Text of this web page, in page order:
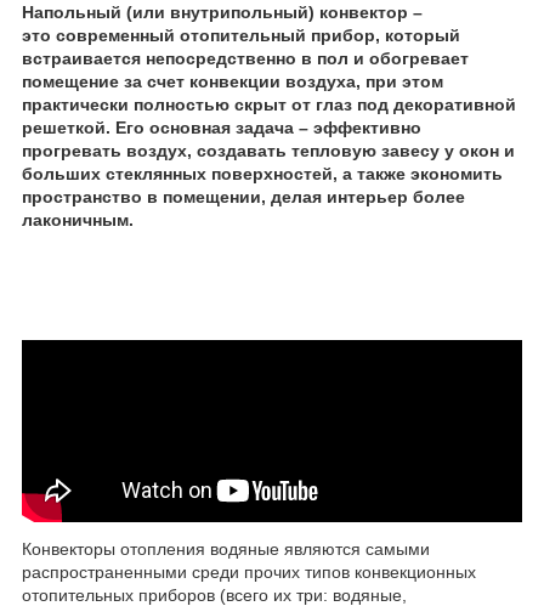
Напольный (или внутрипольный) конвектор –
это современный отопительный прибор, который
встраивается непосредственно в пол и обогревает
помещение за счет конвекции воздуха, при этом
практически полностью скрыт от глаз под декоративной
решеткой. Его основная задача – эффективно
прогревать воздух, создавать тепловую завесу у окон и
больших стеклянных поверхностей, а также экономить
пространство в помещении, делая интерьер более
лаконичным.
Конвекторы отопления водяные являются самыми
распространенными среди прочих типов конвекционных
отопительных приборов (всего их три: водяные,